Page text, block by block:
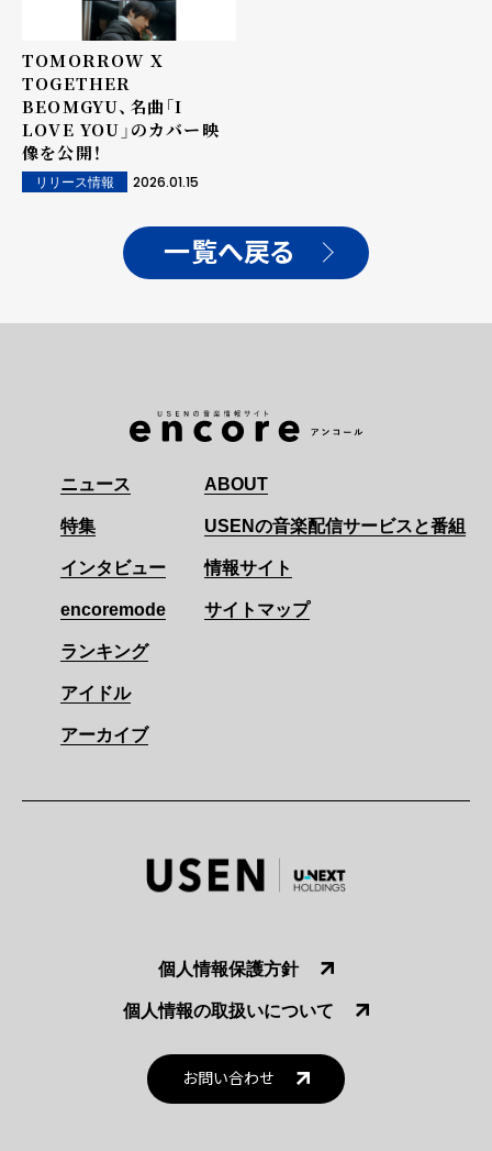
TOMORROW X
TOGETHER
BEOMGYU、名曲「I
LOVE YOU」のカバー映
像を公開！
リリース情報 2026.01.15
一覧へ戻る
ニュース
特集
インタビュー
encoremode
ランキング
アイドル
アーカイブ
ABOUT
USENの音楽配信サービスと番組
情報サイト
サイトマップ
個人情報保護方針
個人情報の取扱いについて
お問い合わせ